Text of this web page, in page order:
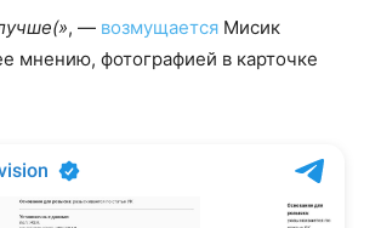
, — возмущается Мисик
мнению, фотографией в карточке